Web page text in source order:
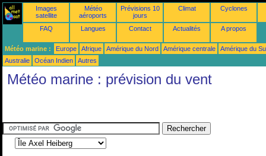
Images
satellite
Météo
aéroports
Prévisions 10
jours
Climat Cyclones
FAQ Langues Contact Actualités A propos
Météo marine : Europe Afrique Amérique du Nord Amérique centrale
Amérique du
Australie
Océan Indien Autres
Météo marine : prévision du vent